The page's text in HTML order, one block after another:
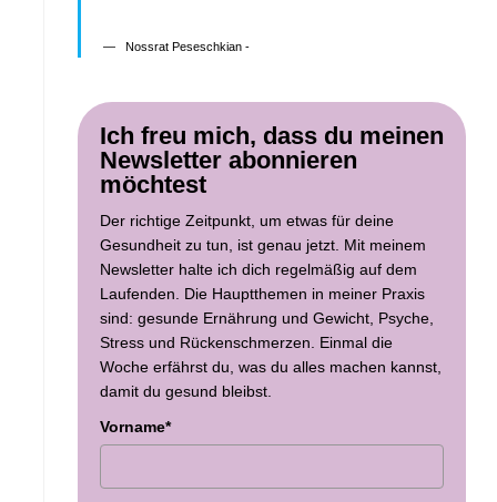
Nossrat Peseschkian -
Ich freu mich, dass du meinen
Newsletter abonnieren
möchtest
Der richtige Zeitpunkt, um etwas für deine
Gesundheit zu tun, ist genau jetzt. Mit meinem
Newsletter halte ich dich regelmäßig auf dem
Laufenden. Die Hauptthemen in meiner Praxis
sind: gesunde Ernährung und Gewicht, Psyche,
Stress und Rückenschmerzen. Einmal die
Woche erfährst du, was du alles machen kannst,
damit du gesund bleibst.
Vorname*